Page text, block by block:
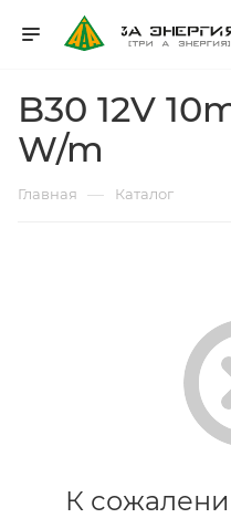
B30 12V
W/m
Главная — Каталог
К